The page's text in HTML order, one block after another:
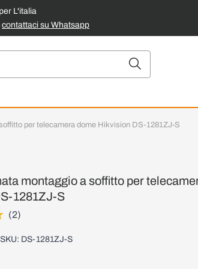
L'italia
contattaci su Whatsapp
per telecamera dome Hikvision DS-1281ZJ-S
montaggio a soffitto per
1281ZJ-S
(2)
SKU: DS-1281ZJ-S